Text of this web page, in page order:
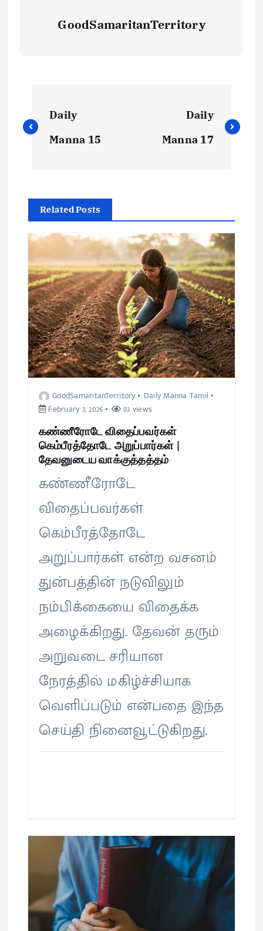
GoodSamaritanTerritory
Daily
Manna 15
Daily
Manna 17
Related Posts
GoodSamaritanTerritory
Daily Manna Tamil
February 3, 2026
93 views
கண்ணீரோடே விதைப்பவர்கள்
கெம்பீரத்தோடே அறுப்பார்கள் |
தேவனுடைய வாக்குத்தத்தம்
கண்ணீரோடே
விதைப்பவர்கள்
கெம்பீரத்தோடே
அறுப்பார்கள் என்ற வசனம்
துன்பத்தின் நடுவிலும்
நம்பிக்கையை விதைக்க
அழைக்கிறது. தேவன் தரும்
அறுவடை சரியான
நேரத்தில் மகிழ்ச்சியாக
வெளிப்படும் என்பதை இந்த
செய்தி நினைவூட்டுகிறது.